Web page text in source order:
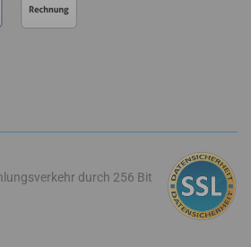
durch 256 Bit